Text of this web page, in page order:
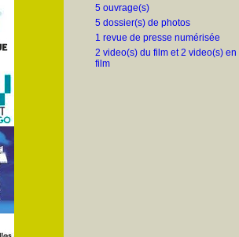
5 ouvrage(s)
5 dossier(s) de photos
1 revue de presse numérisée
2 video(s) du film et 2 video(s)
film